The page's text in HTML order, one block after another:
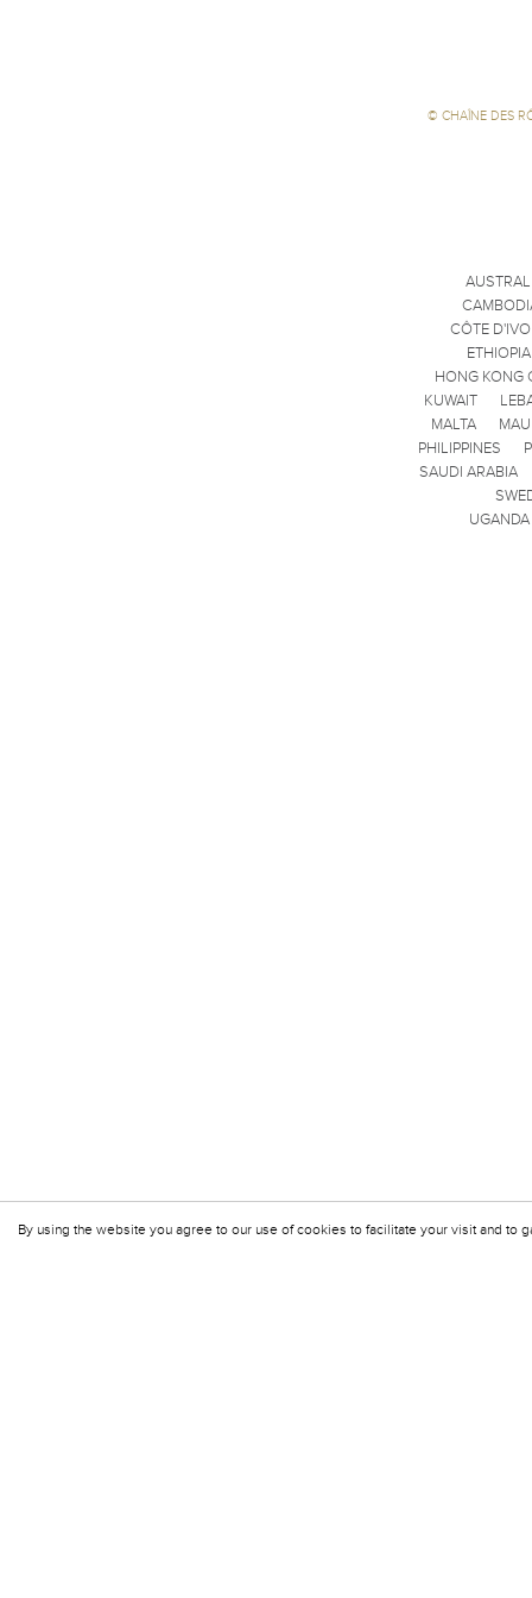
By using the website you agree to our use of cookies to facilitate your visit and to
© CHAÎNE DES
CÔTE
ETHIOPIA
HONG KONG
KUWAIT
MALTA
PHILIPPINES
SAUDI ARABIA
UGANDA